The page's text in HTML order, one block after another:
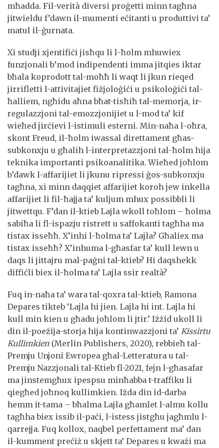
mħadda. Fil-verità diversi proġetti minn tagħna
jitwieldu f’dawn il-mumenti eċitanti u produttivi ta’
matul il-ġurnata.
Xi studji xjentifiċi jisħqu li l-ħolm mhuwiex
funzjonali b’mod indipendenti imma jitqies iktar
bħala koprodott tal-moħħ li waqt li jkun rieqed
jirrifletti l-attivitajiet fiżjoloġiċi u psikoloġiċi tal-
ħalliem, ngħidu aħna bħat-tisħiħ tal-memorja, ir-
regulazzjoni tal-emozzjonijiet u l-mod ta’ kif
wieħed jirċievi l-istimuli esterni. Min-naħa l-oħra,
skont Freud, il-ħolm iwassal direttament għas-
subkonxju u għalih l-interpretazzjoni tal-ħolm hija
teknika importanti psikoanalitika. Wieħed joħlom
b’dawk l-affarijiet li jkunu ripressi ġos-subkonxju
tagħna, xi minn daqqiet affarijiet koroh jew inkella
affarijiet li fil-ħajja ta’ kuljum mhux possibbli li
jitwettqu. F’dan il-ktieb Lajla wkoll toħlom – ħolma
sabiħa li fl-ispazju ristrett u saffokanti tagħha ma
tistax isseħħ. X’inhi l-ħolma ta’ Lajla? Għaliex ma
tistax isseħħ? X’inhuma l-għasfar ta’ kull lewn u
daqs li jittajru mal-paġni tal-ktieb? Hi daqshekk
diffiċli biex il-ħolma ta’ Lajla ssir realtà?
Fuq in-naħa ta’ wara tal-qoxra tal-ktieb, Ramona
Depares tikteb ‘Lajla hi jien. Lajla hi int. Lajla hi
kull min kien u għadu joħlom li jtir.’ Iżżid ukoll li
din il-poeżija-storja hija kontinwazzjoni ta’ Kissirtu
Kullimkien (Merlin Publishers, 2020), rebbieħ tal-
Premju Unjoni Ewropea għal-Letteratura u tal-
Premju Nazzjonali tal-Ktieb fl-2021, fejn l-għasafar
ma jinstemgħux ipespsu minħabba t-traffiku li
qiegħed joħnoq kullimkien. Iżda din id-darba
hemm it-tama – bħalma Lajla għamlet l-almu kollu
tagħha biex issib il-paċi, l-istess jistgħu jagħmlu l-
qarrejja. Fuq kollox, naqbel perfettament ma’ dan
il-kumment preċiż u skjett ta’ Depares u kważi ma